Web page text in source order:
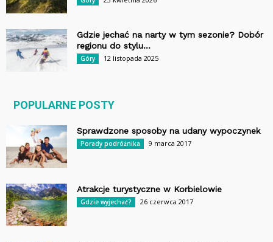
Gdzie jechać na narty w tym sezonie? Dobór
regionu do stylu...
Góry 12 listopada 2025
POPULARNE POSTY
Sprawdzone sposoby na udany wypoczynek
Porady podróżnika 9 marca 2017
Atrakcje turystyczne w Korbielowie
Gdzie wyjechać? 26 czerwca 2017